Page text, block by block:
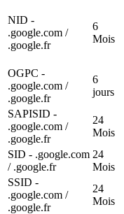
NID -
.google.com /
.google.fr
6
Mois
OGPC -
.google.com /
.google.fr
6
jours
SAPISID -
.google.com /
.google.fr
24
Mois
SID - .google.com
/ .google.fr
24
Mois
SSID -
.google.com /
.google.fr
24
Mois